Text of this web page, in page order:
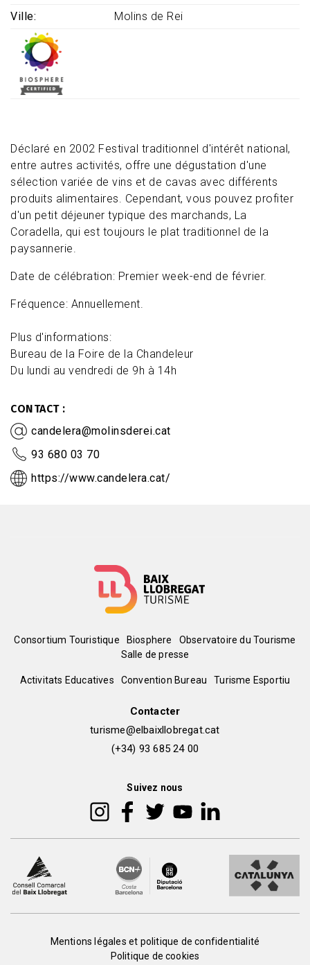
Déclaré en 2002 Festival traditionnel d'intérêt national,
entre autres activités, offre une dégustation d'une
sélection variée de vins et de cavas avec différents
produits alimentaires. Cependant, vous pouvez profiter
d'un petit déjeuner typique des marchands, La
Coradella, qui est toujours le plat traditionnel de la
paysannerie.
Date de célébration: Premier week-end de février.
Fréquence: Annuellement.
Plus d'informations:
Bureau de la Foire de la Chandeleur
Du lundi au vendredi de 9h à 14h
CONTACT
candelera@molinsderei.cat
93 680 03 70
https://www.candelera.cat/
Ville
Molins de Rei
Menú
del
Consortium Touristique Biosphere
Observatoire du Tourisme
Salle de presse
Peu
Activitats Educatives Convention Bureau Turisme Esportiu
Contacter
turisme@elbaixllobregat.cat
(+34) 93 685 24 00
Suivez nous
PeuMentions légales et politique de confidentialité
Politique de cookies